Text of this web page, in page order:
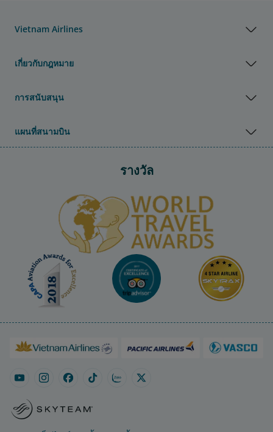
Vietnam Airlines
เกี่ยวกับกฎหมาย
การสนับสนุน
แผนที่สนามบิน
รางวัล